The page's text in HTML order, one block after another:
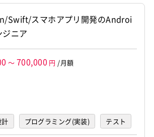
Swift/スマホアプリ開発のAndroi
ニア
～ 700,000 円 /月額
プログラミング(実装) テスト